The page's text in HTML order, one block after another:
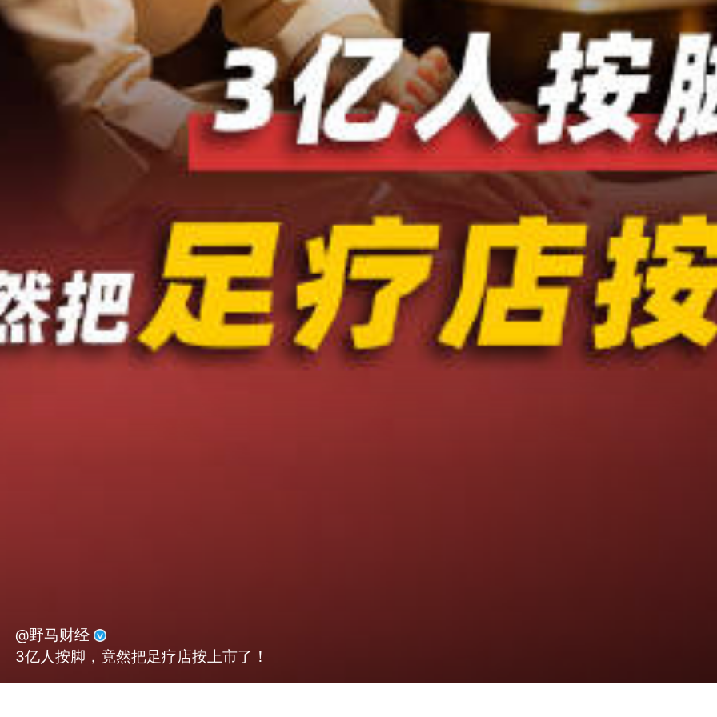
@野马财经
3亿人按脚，竟然把足疗店按上市了！